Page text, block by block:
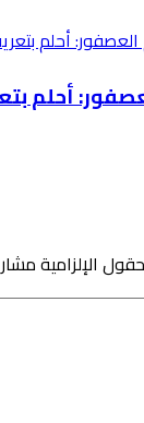
أحلم
الإلزامية مشار